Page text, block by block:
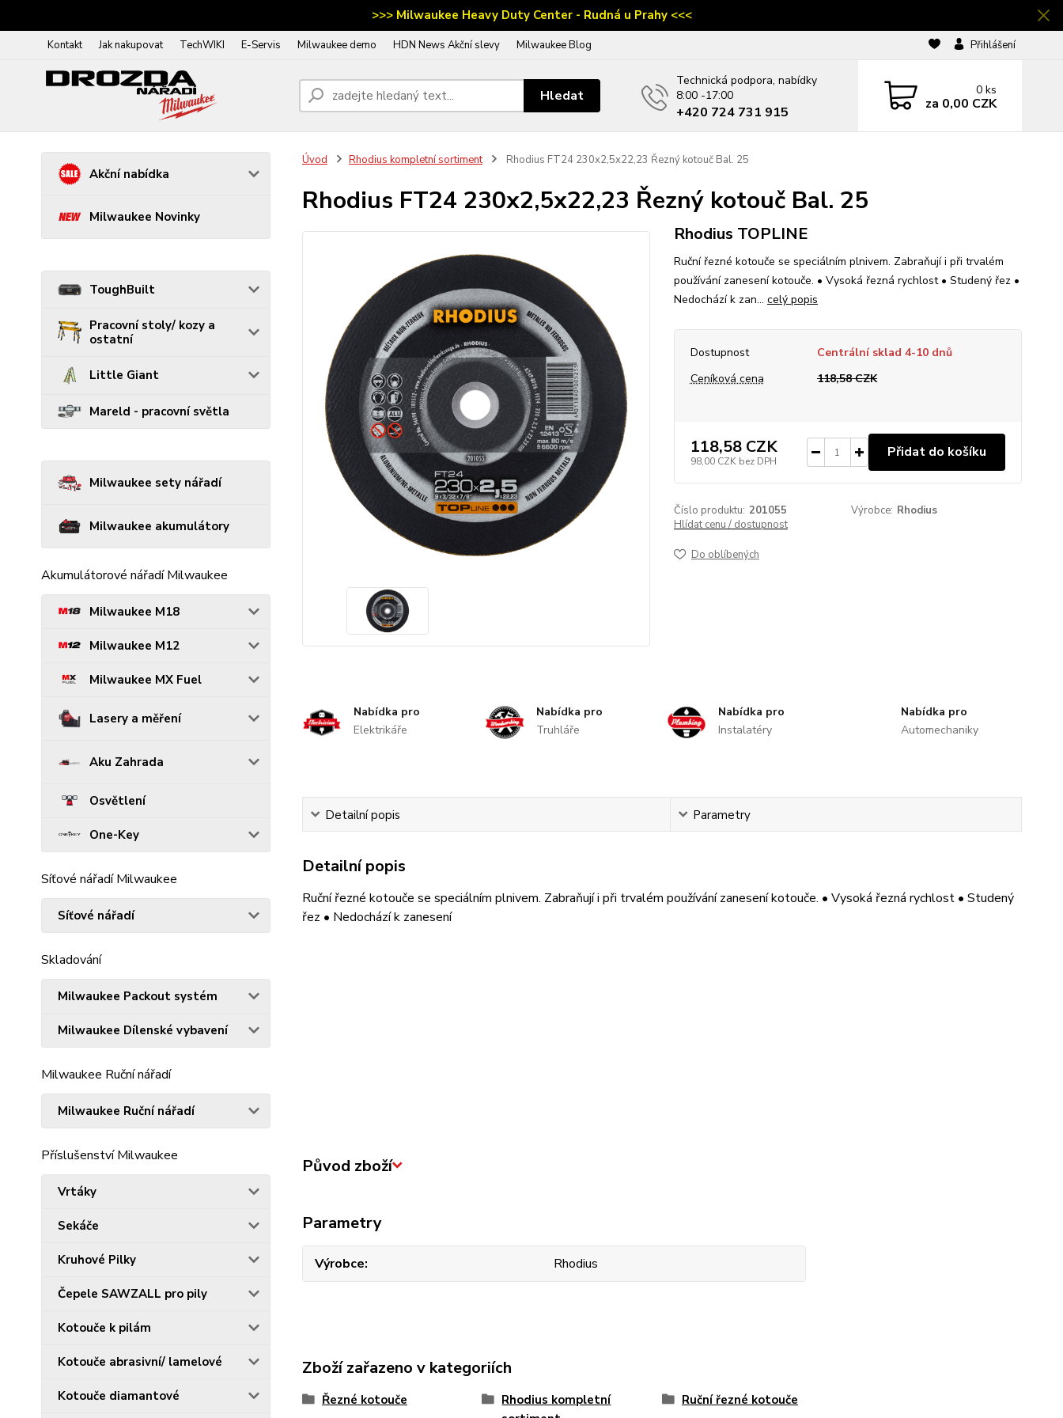
>>> Milwaukee Heavy Duty Center - Rudná u Prahy <<<
Kontakt Jak nakupovat TechWIKI E-Servis Milwaukee demo HDN News Akční slevy Milwaukee Blog Přihlášení
Hledat
Technická podpora, nabídky
8:00 -17:00
‭+420 724 731 915
0 ks
za 0,00 CZK
Akční nabídka
Milwaukee Novinky
ToughBuilt
Pracovní stoly/ kozy a
ostatní
Little Giant
Mareld - pracovní světla
Milwaukee sety nářadí
Milwaukee akumulátory
Akumulátorové nářadí Milwaukee
Milwaukee M18
Milwaukee M12
Milwaukee MX Fuel
Lasery a měření
Aku Zahrada
Osvětlení
One-Key
Síťové nářadí Milwaukee
Síťové nářadí
Skladování
Milwaukee Packout systém
Milwaukee Dílenské vybavení
Milwaukee Ruční nářadí
Milwaukee Ruční nářadí
Příslušenství Milwaukee
Vrtáky
Sekáče
Kruhové Pilky
Čepele SAWZALL pro pily
Kotouče k pilám
Kotouče abrasivní/ lamelové
Kotouče diamantové
Úvod Rhodius kompletní sortiment Rhodius FT24 230x2,5x22,23 Řezný kotouč Bal. 25
Rhodius FT24 230x2,5x22,23 Řezný kotouč Bal. 25
Rhodius TOPLINE
Ruční řezné kotouče se speciálním plnivem. Zabraňují i při trvalém
používání zanesení kotouče. • Vysoká řezná rychlost • Studený řez •
Nedochází k zan... celý popis
Dostupnost
Centrální sklad 4-10 dnů
Ceníková cena
118,58 CZK
118,58 CZK
98,00 CZK bez DPH
Přidat do košíku
Číslo produktu: 201055 Výrobce: Rhodius
Hlídat cenu / dostupnost
Do oblíbených
Nabídka pro
Elektrikáře
Nabídka pro
Truhláře
Nabídka pro
Instalatéry
Nabídka pro
Automechaniky
Detailní popis Parametry
Detailní popis
Ruční řezné kotouče se speciálním plnivem. Zabraňují i při trvalém používání zanesení kotouče. • Vysoká řezná rychlost • Studený
řez • Nedochází k zanesení
Původ zboží
Parametry
Výrobce Rhodius
Zboží zařazeno v kategoriích
Řezné kotouče
Rhodius kompletní
Ruční řezné kotouče